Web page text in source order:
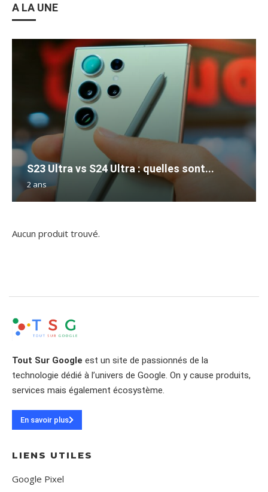
A LA UNE
S23 Ultra vs S24 Ultra : quelles sont...
2 ans
Aucun produit trouvé.
Tout Sur Google est un site de passionnés de la
technologie dédié à l’univers de Google. On y cause produits,
services mais également écosystème.
En savoir plus
LIENS UTILES
Google Pixel